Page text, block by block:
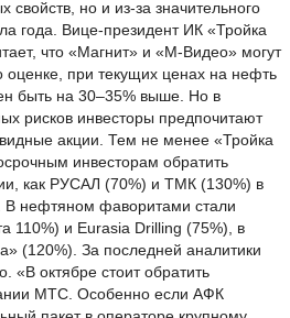
свойств, но и из-за значительного
года. Bице-президент ИК «Тройка
что «Магнит» и «М-Видео» могут
оценке, при текущих ценах на нефть
быть на 30–35% выше. Но в
рисков инвесторы предпочитают
акции. Тем не менее «Тройка
инвесторам обратить
как РУСАЛ (70%) и ТМК (130%) в
В нефтяном фаворитами стали
110%) и Eurasia Drilling (75%), в
(120%). За последней аналитики
«В октябре стоит обратить
МТС. Особенно если АФК